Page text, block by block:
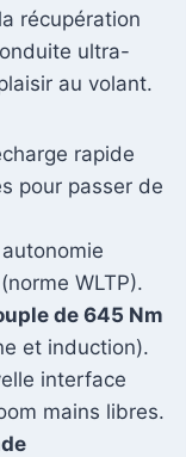
récupération
ultra-
au volant.
rapide
pour passer de
autonomie
WLTP).
de 645 Nm
et induction).
interface
mains libres.